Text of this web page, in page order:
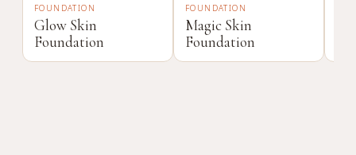
FOUNDATION
Glow Skin
Foundation
FOUNDATION
Magic Skin
Foundation